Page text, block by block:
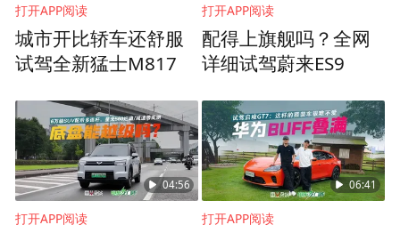
打开APP阅读
城市开比轿车还舒服
试驾全新猛士M817
打开APP阅读
配得上旗舰吗？全网
详细试驾蔚来ES9
04:56
打开APP阅读
06:41
打开APP阅读